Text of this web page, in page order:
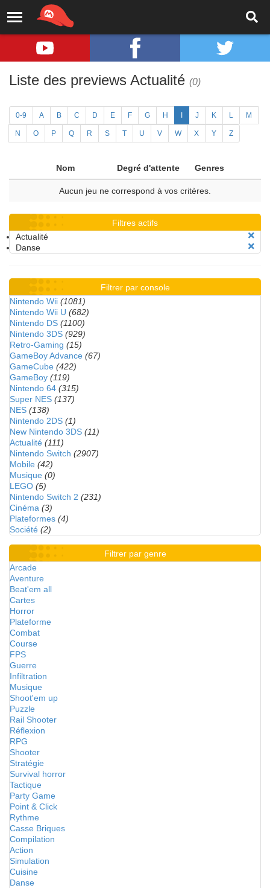
Liste des previews Actualité (0)
0-9 A B C D E F G H J K L M
N O P Q R S T U V W X Y Z
Nom Degré d'attente Genres
Aucun jeu ne correspond à vos critères.
Filtres actifs
Actualité
Danse
Filtrer par console
Nintendo Wii (1081)
Nintendo Wii U (682)
Nintendo DS (1100)
Nintendo 3DS (929)
Retro-Gaming (15)
GameBoy Advance (67)
GameCube (422)
GameBoy (119)
Nintendo 64 (315)
Super NES (137)
NES (138)
Nintendo 2DS (1)
New Nintendo 3DS (11)
Actualité (111)
Nintendo Switch (2907)
Mobile (42)
Musique (0)
LEGO (5)
Nintendo Switch 2 (231)
Cinéma (3)
Plateformes (4)
Société (2)
Filtrer par genre
Arcade
Aventure
Beat'em all
Cartes
Horror
Plateforme
Combat
Course
FPS
Guerre
Infiltration
Musique
Shoot'em up
Puzzle
Rail Shooter
Réflexion
RPG
Shooter
Stratégie
Survival horror
Tactique
Party Game
Point & Click
Rythme
Casse Briques
Compilation
Action
Simulation
Cuisine
Danse